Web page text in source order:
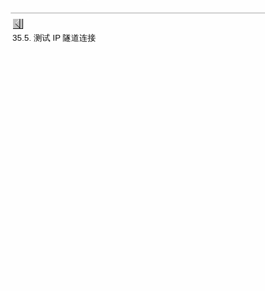
35.5. 测试 IP 隧道连接